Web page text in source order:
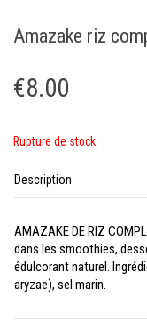
Amazake riz
€8.00
Rupture de stock
Description
AMAZAKE DE RIZ
dans les smoothies,
édulcorant naturel.
aryzae), sel marin.